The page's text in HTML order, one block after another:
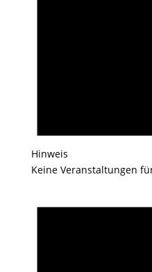
Hinweis
Keine Veranstaltungen